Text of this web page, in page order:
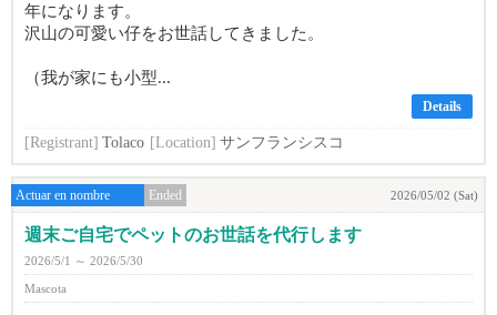
年になります。
沢山の可愛い仔をお世話してきました。
（我が家にも小型...
Details
[Registrant] Tolaco [Location] サンフランシスコ
Actuar en nombre Ended 2026/05/02 (Sat)
週末ご自宅でペットのお世話を代行します
2026/5/1 ～ 2026/5/30
Mascota